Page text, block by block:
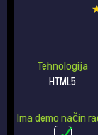
Tehnologija
HTML5
Ima demo način